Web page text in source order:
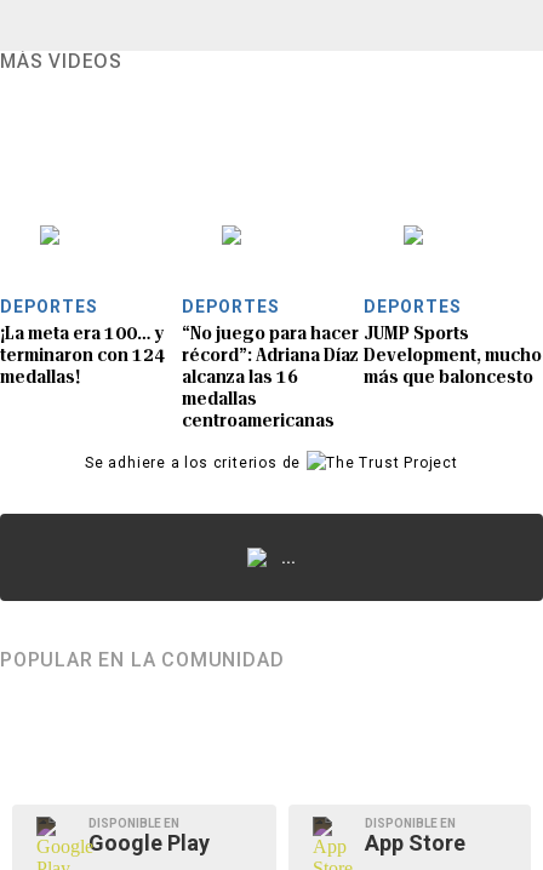
MÁS VIDEOS
DEPORTES
¡La meta era 100… y
terminaron con 124
medallas!
DEPORTES
“No juego para hacer
récord”: Adriana Díaz
alcanza las 16
medallas
centroamericanas
DEPORTES
JUMP Sports
Development, mucho
más que baloncesto
Se adhiere a los criterios de
...
POPULAR EN LA COMUNIDAD
DISPONIBLE EN
Google Play
DISPONIBLE EN
App Store